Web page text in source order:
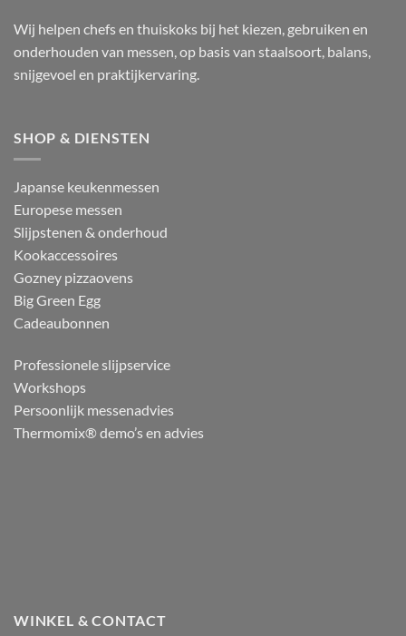
Wij helpen chefs en thuiskoks bij het kiezen, gebruiken en
onderhouden van messen, op basis van staalsoort, balans,
snijgevoel en praktijkervaring.
SHOP & DIENSTEN
Japanse keukenmessen
Europese messen
Slijpstenen & onderhoud
Kookaccessoires
Gozney pizzaovens
Big Green Egg
Cadeaubonnen
Professionele slijpservice
Workshops
Persoonlijk messenadvies
Thermomix® demo’s en advies
WINKEL & CONTACT